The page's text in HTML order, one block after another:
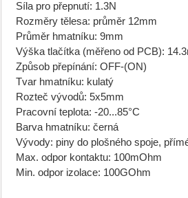
Síla pro přepnutí: 1.3N
Rozměry tělesa: průměr 12mm
Průměr hmatníku: 9mm
Výška tlačítka (měřeno od PCB):
Způsob přepínání: OFF-(ON)
Tvar hmatníku: kulatý
Rozteč vývodů: 5x5mm
Pracovní teplota: -20...85°C
Barva hmatníku: černá
Vývody: piny do plošného spoje,
Max. odpor kontaktu: 100mOhm
Min. odpor izolace: 100GOhm